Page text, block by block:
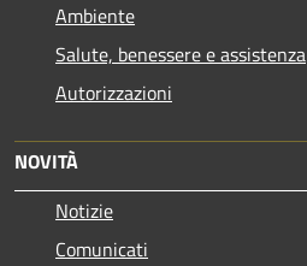
Ambiente
Salute, benessere e assistenza
Autorizzazioni
NOVITÀ
Notizie
Comunicati